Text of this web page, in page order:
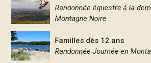
Randonnée équestre à la
Montagne Noire
Familles dès 12 ans
Randonnée Journée en